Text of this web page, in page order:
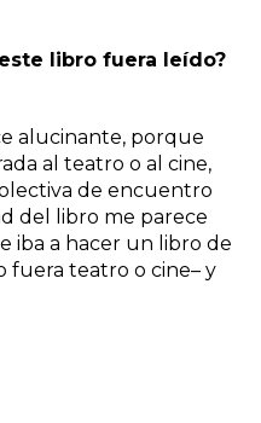
libro fuera leído?
alucinante, porque
al teatro o al cine,
de encuentro
del libro me parece
iba a hacer un libro de
fuera teatro o cine– y